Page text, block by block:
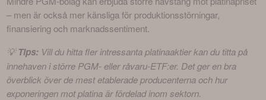
– men är också mer känsliga för produktionsstörningar,
finansiering och marknadssentiment.
💡 Tips: Vill du hitta fler intressanta platinaaktier kan du titta på
innehaven i större PGM- eller råvaru-ETF:er. Det ger en bra
överblick över de mest etablerade producenterna och hur
exponeringen mot platina är fördelad inom sektorn.